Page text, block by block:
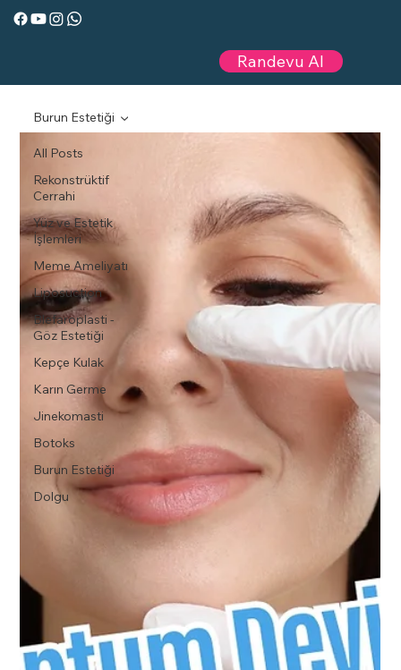
Randevu Al
All Posts
Rekonstrüktif
Cerrahi
Yüz ve Estetik
İşlemleri
Meme Ameliyatı
Liposuction
Blefaroplasti -
Göz Estetiği
Kepçe Kulak
Karın Germe
Jinekomasti
Botoks
Burun Estetiği
Dolgu
Burun Estetiği